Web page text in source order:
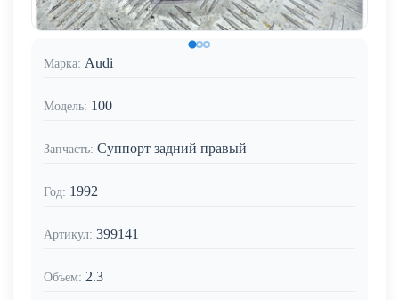
Марка: Audi
Модель: 100
Запчасть: Суппорт задний правый
Год: 1992
Артикул: 399141
Объем: 2.3